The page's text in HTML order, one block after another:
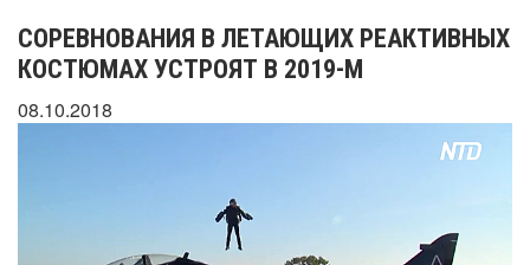
СОРЕВНОВАНИЯ В ЛЕТАЮЩИХ РЕАКТИВНЫХ
КОСТЮМАХ УСТРОЯТ В 2019-М
08.10.2018